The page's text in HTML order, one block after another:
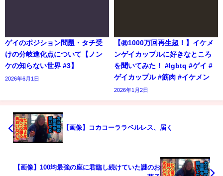
ゲイのポジション問題・タチ受
けの分岐進化点について【ノン
ケの知らない世界 #3】
2026年6月1日
【㊗️1000万回再生超！】イケメ
ンゲイカップルに好きなところ
を聞いてみた！ #lgbtq #ゲイ #
ゲイカップル #筋肉 #イケメン
2026年1月2日
【画像】コカコーララベルレス、届く
【画像】100均最強の座に君臨し続けていた謎のお